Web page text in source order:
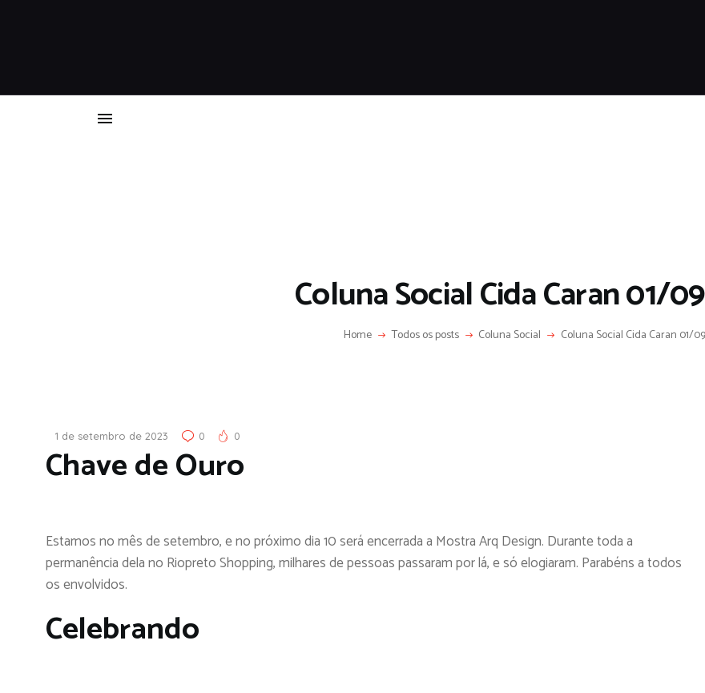
Coluna Social Cida Caran 01/
Home Todos os posts Coluna Social Coluna Social Cida Caran 01/
1 de setembro de 2023 0 0
Chave de Ouro
Estamos no mês de setembro, e no próximo dia 10 será encerrada a Mostra Arq Design. Durante toda a
permanência dela no Riopreto Shopping, milhares de pessoas passaram por lá, e só elogiaram. Parabéns a todos
os envolvidos.
Celebrando